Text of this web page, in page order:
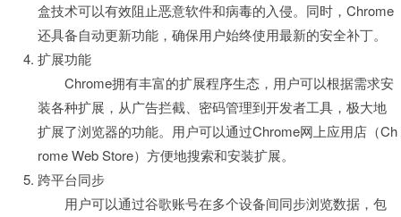
盒技术可以有效阻止恶意软件和病毒的入侵。同时，Chrome
还具备自动更新功能，确保用户始终使用最新的安全补丁。
扩展功能
Chrome拥有丰富的扩展程序生态，用户可以根据需求安
装各种扩展，从广告拦截、密码管理到开发者工具，极大地
扩展了浏览器的功能。用户可以通过Chrome网上应用店（Ch
rome Web Store）方便地搜索和安装扩展。
跨平台同步
用户可以通过谷歌账号在多个设备间同步浏览数据，包